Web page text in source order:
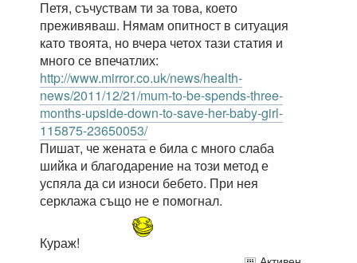
Петя, съчуствам ти за това, което
преживяваш. Нямам опитност в ситуация
като твоята, но вчера четох тази статия и
много се впечатлих:
http://www.mirror.co.uk/news/health-
news/2011/12/21/mum-to-be-spends-three-
months-upside-down-to-save-her-baby-girl-
115875-23650053/
Пишат, че жената е била с много слаба
шийка и благодарение на този метод е
успяла да си износи бебето. При нея
серклажа също не е помогнал.
Кураж!